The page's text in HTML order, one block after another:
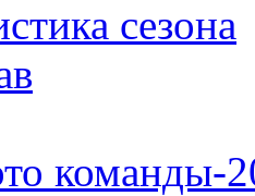
сезона
команды-